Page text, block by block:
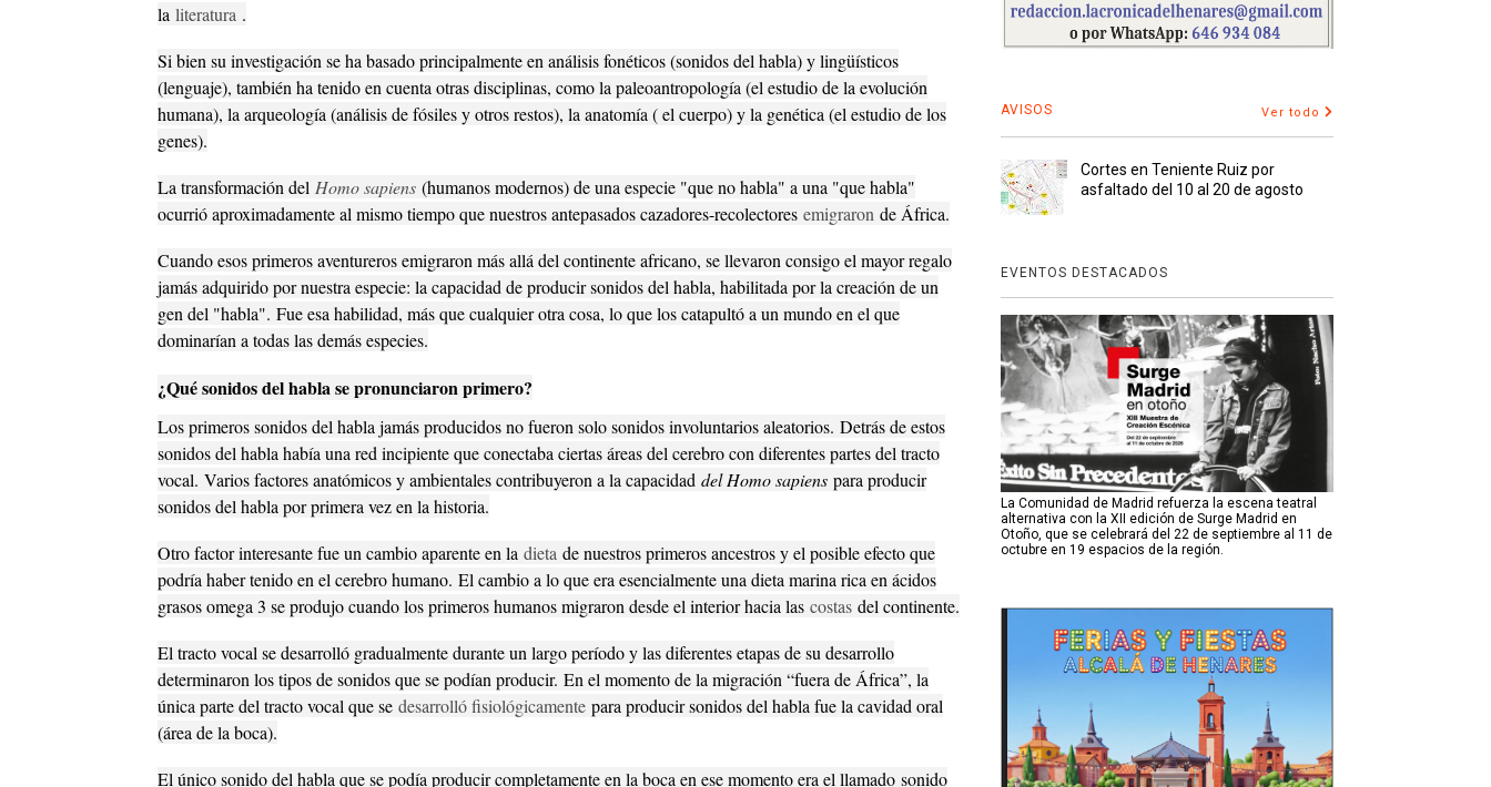
la literatura .
Si bien su investigación se ha basado principalmente en análisis fonéticos (sonidos del habla) y lingüísticos
(lenguaje), también ha tenido en cuenta otras disciplinas, como la paleoantropología (el estudio de la evolución
humana), la arqueología (análisis de fósiles y otros restos), la anatomía ( el cuerpo) y la genética (el estudio de los
genes).
La transformación del Homo sapiens (humanos modernos) de una especie "que no habla" a una "que habla"
ocurrió aproximadamente al mismo tiempo que nuestros antepasados ​​cazadores-recolectores emigraron de África.
Cuando esos primeros aventureros emigraron más allá del continente africano, se llevaron consigo el mayor regalo
jamás adquirido por nuestra especie: la capacidad de producir sonidos del habla, habilitada por la creación de un
gen del "habla". Fue esa habilidad, más que cualquier otra cosa, lo que los catapultó a un mundo en el que
dominarían a todas las demás especies.
¿Qué sonidos del habla se pronunciaron primero?
Los primeros sonidos del habla jamás producidos no fueron solo sonidos involuntarios aleatorios. Detrás de estos
sonidos del habla había una red incipiente que conectaba ciertas áreas del cerebro con diferentes partes del tracto
vocal. Varios factores anatómicos y ambientales contribuyeron a la capacidad del Homo sapiens para producir
sonidos del habla por primera vez en la historia.
Otro factor interesante fue un cambio aparente en la dieta de nuestros primeros ancestros y el posible efecto que
podría haber tenido en el cerebro humano. El cambio a lo que era esencialmente una dieta marina rica en ácidos
grasos omega 3 se produjo cuando los primeros humanos migraron desde el interior hacia las costas del continente.
El tracto vocal se desarrolló gradualmente durante un largo período y las diferentes etapas de su desarrollo
determinaron los tipos de sonidos que se podían producir. En el momento de la migración “fuera de África”, la
única parte del tracto vocal que se desarrolló fisiológicamente para producir sonidos del habla fue la cavidad oral
(área de la boca).
El único sonido del habla que se podía producir completamente en la boca en ese momento era el llamado sonido
AVISOS Ver todo
Cortes en Teniente Ruiz por
asfaltado del 10 al 20 de agosto
EVENTOS DESTACADOS
La Comunidad de Madrid refuerza la escena teatral
alternativa con la XII edición de Surge Madrid en
Otoño, que se celebrará del 22 de septiembre al 11 de
octubre en 19 espacios de la región.